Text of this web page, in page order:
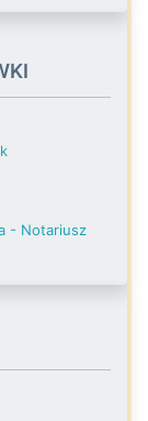
- Notariusz